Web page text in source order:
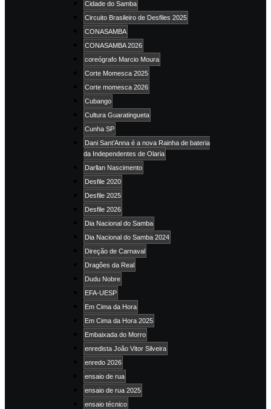
Cidade do Samba
Circuito Brasileiro de Desfiles 2025
CONASAMBA
CONASAMBA 2026
coreógrafo Marcio Moura
Corte Momesca 2025
Corte momesca 2026
Cubango
Cultura Guaratingueta
Cunha SP
Dani Sant’Anna é a nova Rainha de bateria
da Independentes de Olaria
Darllan Nascimento
Desfile 2020
Desfile 2025
Desfile 2026
Dia Nacional do Samba
Dia Nacional do Samba 2024
Direção de Carnaval
Dragões da Real
Dudu Nobre
EFA-UESP
Em Cima da Hora
Em Cima da Hora 2025
Embaixada do Morro
enredista João Vitor Silveira
enredo 2026
ensaio de rua
ensaio de rua 2025
ensaio técnico